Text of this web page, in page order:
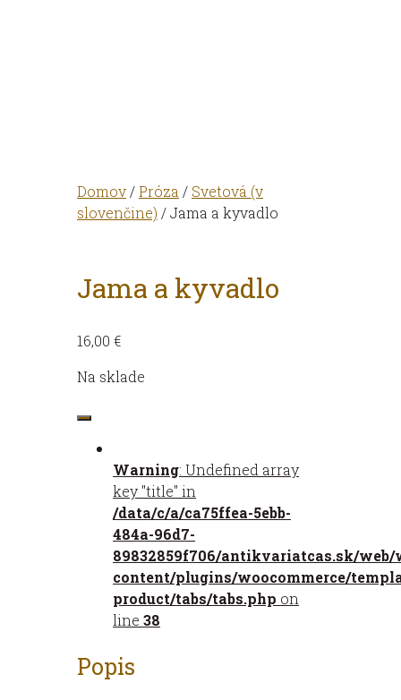
Domov /Próza / Svetová (v
slovenčine) / Jama a kyvadlo
Jama a kyvadlo
16,00 €
Na sklade
množstvo
kyvadloWarning: Undefined array
key "title" in
/data/c/a/ca75ffea-5ebb-
484a-96d7-
89832859f706/antikvariatcas.sk/web/
content/plugins/woocommerce/
product/tabs/tabs.php on
line 38
Popis